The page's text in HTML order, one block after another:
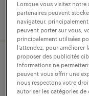
publié le 17 juillet
conducteur
Lorsque vous visitez notre
partenaires peuvent
navigateur,
peuvent porter sur vous,
principalement utilisées
l’attendez, pour
proposer des publicités
informations ne
peuvent vous offrir une
nous respectons votre
autoriser les catégories